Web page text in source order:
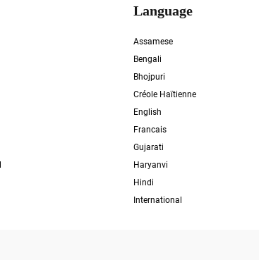
Language
Assamese
Bengali
Bhojpuri
Créole Haïtienne
English
Francais
Gujarati
Haryanvi
Hindi
International